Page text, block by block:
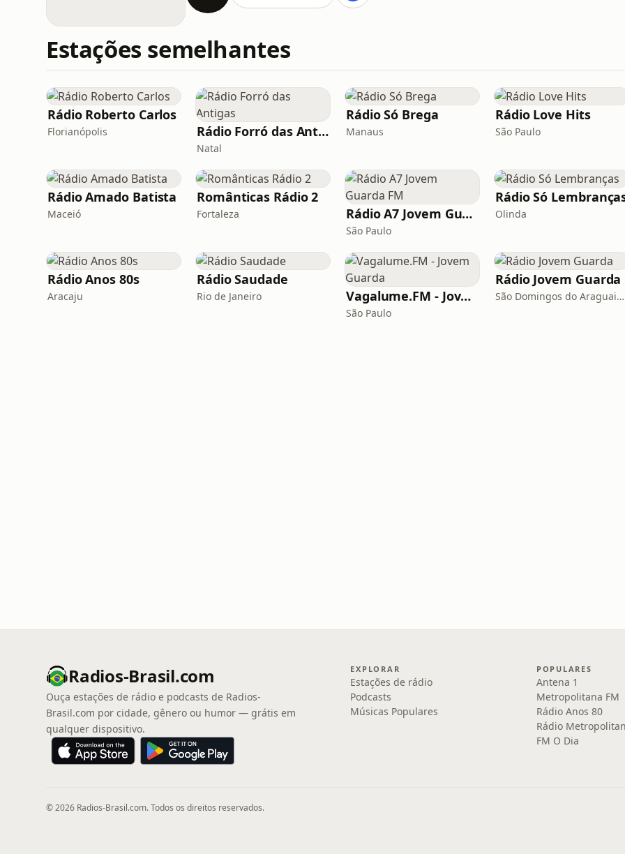
Estações semelhantes
Rádio Roberto Carlos
Florianópolis Rádio Forró das Antigas
Natal
Rádio Só Brega
Manaus
Rádio Love Hits
São Paulo
Rádio Amado Batista
Maceió
Românticas Rádio 2
Fortaleza Rádio A7 Jovem Guarda FM
São Paulo
Rádio Só
Olinda
Rádio Anos 80s
Aracaju
Rádio Saudade
Rio de Janeiro Vagalume.FM - Jovem Guarda
São Paulo
Rádio Jovem Guarda
São Domingos do Araguaia · 95.5 FM
Radios-Brasil.com
Ouça estações de rádio e podcasts de Radios-
Brasil.com por cidade, gênero ou humor — grátis em
qualquer dispositivo.
EXPLORAR
Estações de rádio
Podcasts
Músicas Populares
POPULARES
Antena 1
Metropolitana FM
Rádio Anos 80
Rádio
FM O Dia
© 2026 Radios-Brasil.com. Todos os direitos reservados.